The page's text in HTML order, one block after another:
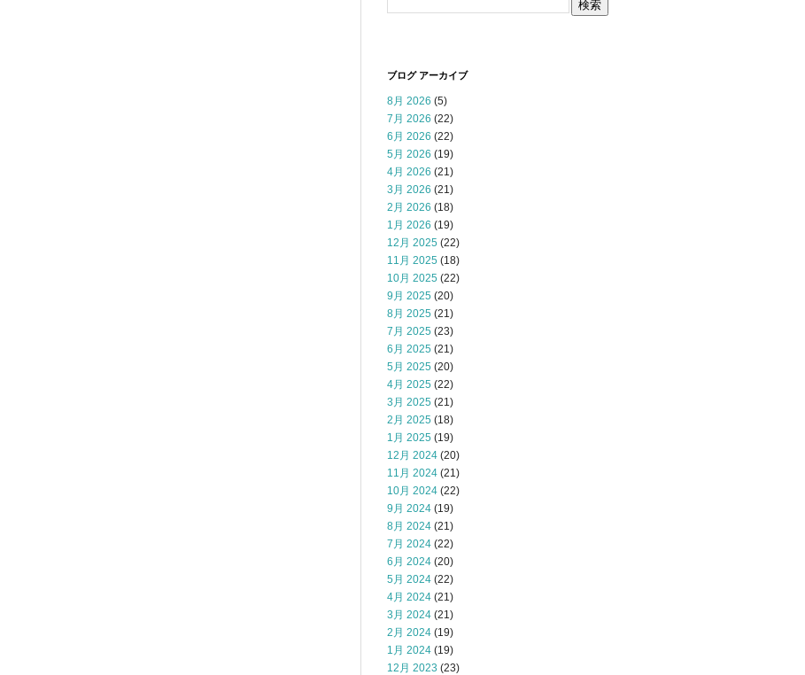
ブログ アーカイブ
8月 2026 (5)
7月 2026 (22)
6月 2026 (22)
5月 2026 (19)
4月 2026 (21)
3月 2026 (21)
2月 2026 (18)
1月 2026 (19)
12月 2025 (22)
11月 2025 (18)
10月 2025 (22)
9月 2025 (20)
8月 2025 (21)
7月 2025 (23)
6月 2025 (21)
5月 2025 (20)
4月 2025 (22)
3月 2025 (21)
2月 2025 (18)
1月 2025 (19)
12月 2024 (20)
11月 2024 (21)
10月 2024 (22)
9月 2024 (19)
8月 2024 (21)
7月 2024 (22)
6月 2024 (20)
5月 2024 (22)
4月 2024 (21)
3月 2024 (21)
2月 2024 (19)
1月 2024 (19)
12月 2023 (23)